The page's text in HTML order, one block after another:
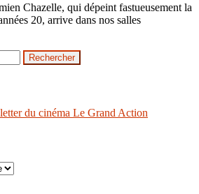
Chazelle, qui dépeint fastueusement la
20, arrive dans nos salles
du cinéma Le Grand Action